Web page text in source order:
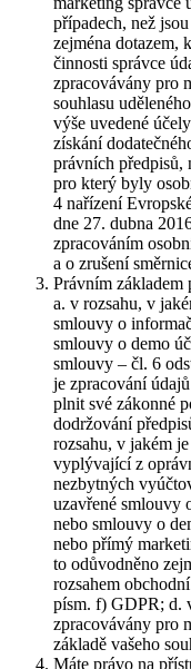
případech, než
zejména dotazem,
činnosti správce
zpracovávány pro
souhlasu
výše uvedené
získání
právních předpisů,
pro který byly
4 nařízení
dne 27. dubna
zpracováním
a o zrušení
Právním základem
a. v rozsahu, v
smlouvy o
smlouvy o demo
smlouvy – čl. 6
je zpracování
plnit své zákonné
dodržování
rozsahu, v jakém
vyplývající z
nezbytných
uzavřené smlouvy
nebo smlouvy o
nebo přímý
to odůvodněno
rozsahem
písm. f) GDPR; d.
zpracovávány pro
základě vašeho
Máte právo na